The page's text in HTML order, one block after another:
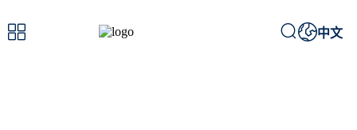
 中文